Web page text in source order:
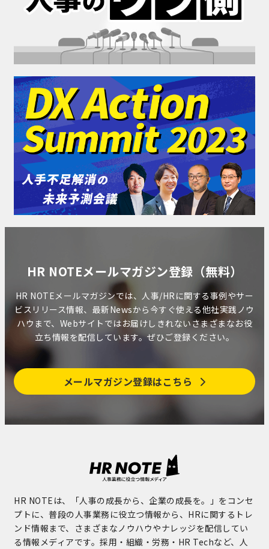
HR NOTEメールマガジン登録（無料）
HR NOTEメールマガジンでは、人事/HRに関する事例やサー
ビスリリース情報、最新Newsから今すぐ使える他社実践ノウ
ハウまで、Webサイトではお届けしきれないさまざまなお役
立ち情報を配信しています。ぜひご登録ください。
メールマガジン登録はこちら
HR NOTEは、「人事の成長から、企業の成長を。」をコンセ
プトに、普段の人事業務に役立つ情報から、HRに関するトレ
ンド情報まで、さまざまなノウハウやナレッジを配信してい
る情報メディアです。採用・組織・労務・HR Techなど、人